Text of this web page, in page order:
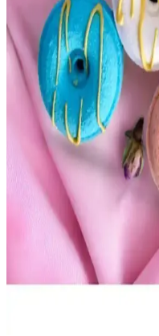
Eyüp Sabri Tuncer
Litre Koruma Kilitli
Eyüp Sabri Tuncer Japon
formunda, koruma kilitli
doğal ve ferah çiçeksi
Hermès Un Jardin en
Figür Kokusu
Hermès Un Jardin en
yaz aylarına uygun ferah ve
kalıcılığı ve doğal
Star Bathbomb Mini
Çocuklar İçin
Star Bathbomb Mini
banyo rutinini eğlenceli ve